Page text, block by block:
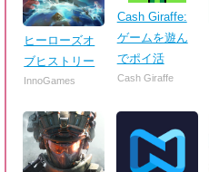
ヒーローズオ
ブヒストリー
InnoGames
Cash Giraffe:
ゲームを遊ん
でポイ活
Cash Giraffe